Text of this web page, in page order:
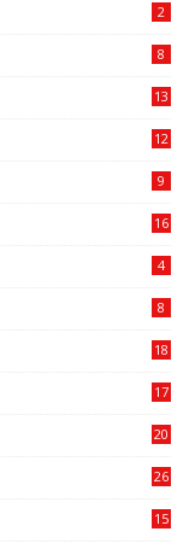
2
8
13
12
9
16
4
8
18
17
20
26
15